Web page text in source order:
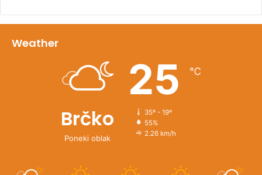
Weather
Brčko
Poneki oblak
25 ℃
35º - 19º
55%
2.26 km/h